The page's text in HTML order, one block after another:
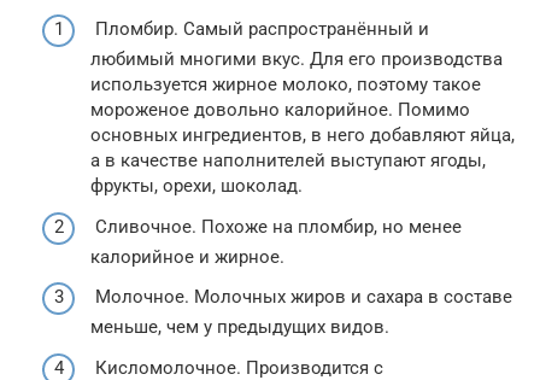
Пломбир. Самый распространённый и
любимый многими вкус. Для его производства
используется жирное молоко, поэтому такое
мороженое довольно калорийное. Помимо
основных ингредиентов, в него добавляют яйца,
а в качестве наполнителей выступают ягоды,
фрукты, орехи, шоколад.
Сливочное. Похоже на пломбир, но менее
калорийное и жирное.
Молочное. Молочных жиров и сахара в составе
меньше, чем у предыдущих видов.
Кисломолочное. Производится с